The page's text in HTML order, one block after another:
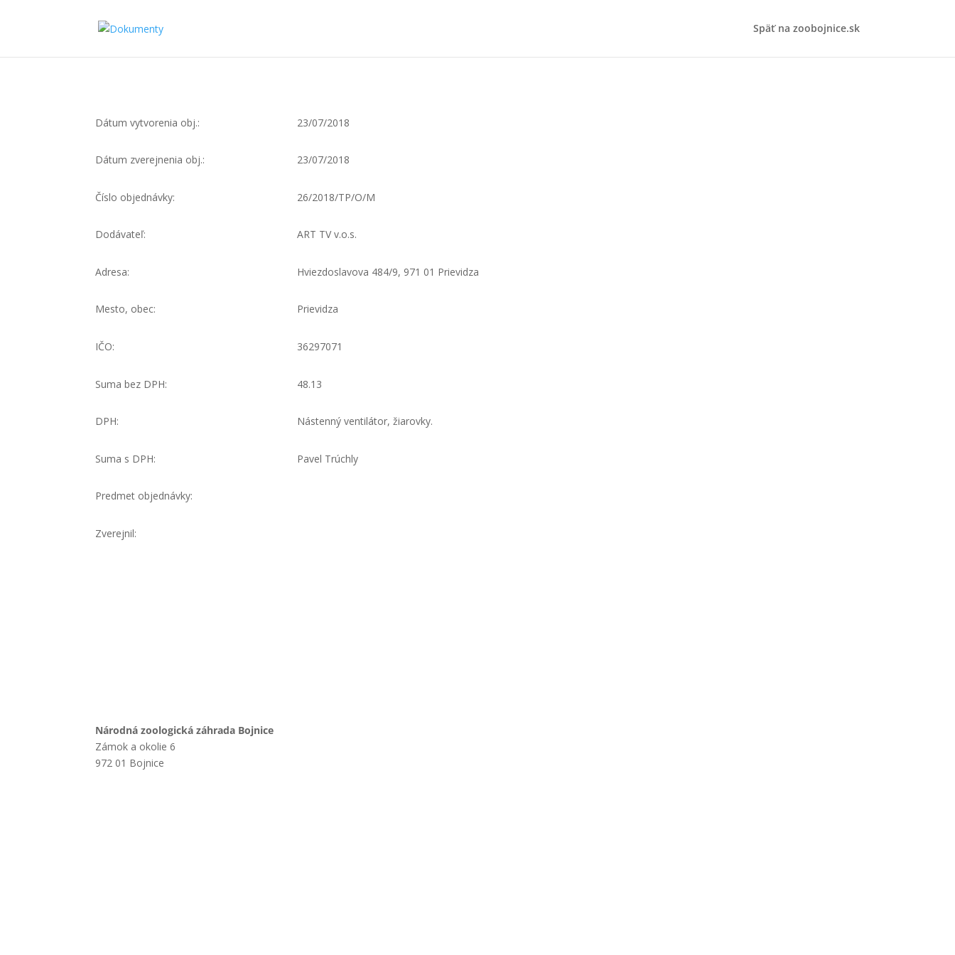
Späť na zoobojnice.sk
Dátum vytvorenia obj.:
Dátum zverejnenia obj.:
Číslo objednávky:
Dodávateľ:
Adresa:
Mesto, obec:
IČO:
Suma bez DPH:
DPH:
Suma s DPH:
Predmet objednávky:
Zverejnil:
23/07/2018
23/07/2018
26/2018/TP/O/M
ART TV v.o.s.
Hviezdoslavova 484/9, 971 01 Prievidza
Prievidza
36297071
48.13
Nástenný ventilátor, žiarovky.
Pavel Trúchly
Národná zoologická záhrada Bojnice
Zámok a okolie 6
972 01 Bojnice